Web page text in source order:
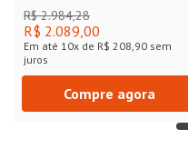
DCD796D2 Bivolt DeWalt
R$ 2.984,28
R$ 2.089,00
Em até 10x de R$ 208,90 sem
juros
Compre agora